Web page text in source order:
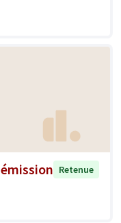
Retenue